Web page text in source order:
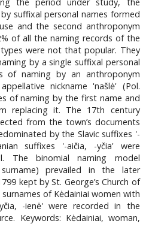
suffixal personal names formed
and the second anthroponym
of all the naming records of the
were not that popular. They
by a single suffixal personal
of naming by an anthroponym
nickname 'našlė' (Pol.
of naming by the first name and
replacing it. The 17th century
from the town’s documents
by the Slavic suffixes '-
suffixes '-aičia, -yčia' were
The binomial naming model
prevailed in the later
kept by St. George’s Church of
of Kėdainiai women with
-ienė' were recorded in the
Keywords: Kėdainiai, woman,